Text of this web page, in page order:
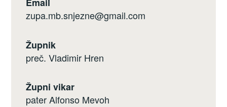
Email
zupa.mb.snjezne@gmail.com
Župnik
preč. Vladimir Hren
Župni vikar
pater Alfonso Mevoh